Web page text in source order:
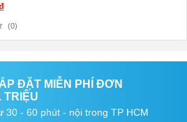
(0)
ĐẶT MIỄN PHÍ ĐƠN
TRIỆU
30 - 60 phút - nội trong TP HCM